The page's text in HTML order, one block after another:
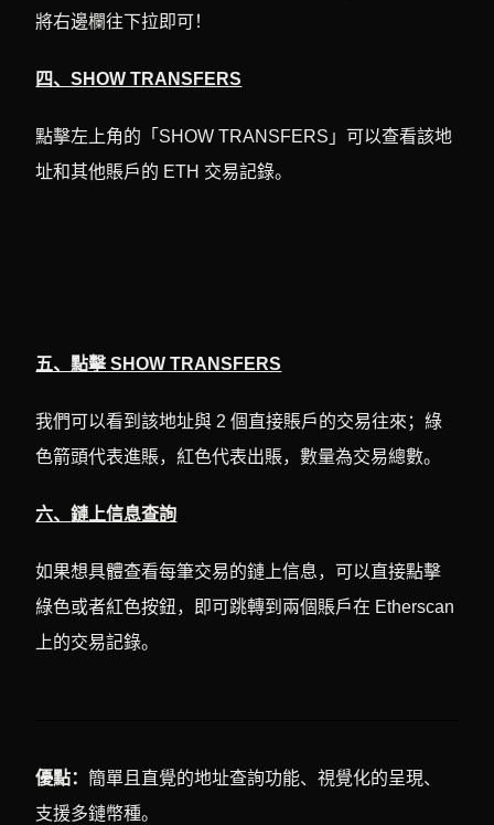
將右邊欄往下拉即可！
四、SHOW TRANSFERS
點擊左上角的「SHOW TRANSFERS」可以查看該地
址和其他賬戶的 ETH 交易記錄。
五、點擊 SHOW TRANSFERS
我們可以看到該地址與 2 個直接賬戶的交易往來；綠
色箭頭代表進賬，紅色代表出賬，數量為交易總數。
六、鏈上信息查詢
如果想具體查看每筆交易的鏈上信息，可以直接點擊
綠色或者紅色按鈕，即可跳轉到兩個賬戶在 Etherscan
上的交易記錄。
優點：簡單且直覺的地址查詢功能、視覺化的呈現、
支援多鏈幣種。